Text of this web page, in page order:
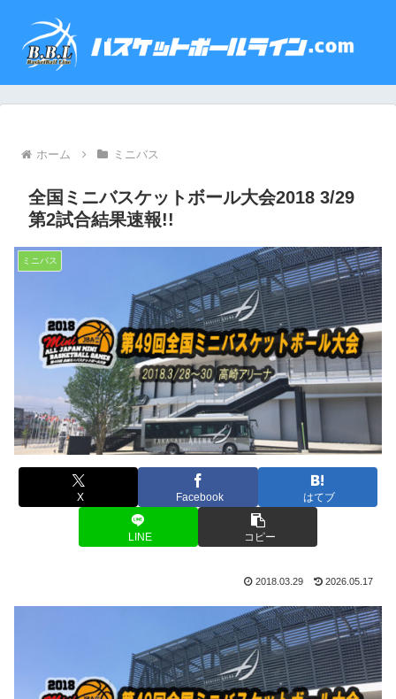
ホーム ミニバス
全国ミニバスケットボール大会2018 3/29
第2試合結果速報!!
ミニバス
X Facebook はてブ
LINE コピー
2018.03.29 2026.05.17